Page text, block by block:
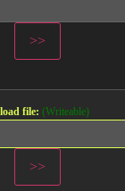
file: (Writeable)